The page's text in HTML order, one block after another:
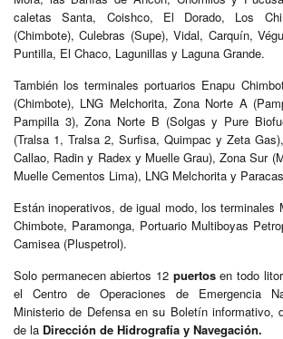
caletas Santa, Coishco, El Dorado, Los
(Chimbote), Culebras (Supe), Vidal, Carquín,
Puntilla, El Chaco, Lagunillas y Laguna Grande.
También los terminales portuarios Enapu
(Chimbote), LNG Melchorita, Zona Norte A
Pampilla 3), Zona Norte B (Solgas y Pure
(Tralsa 1, Tralsa 2, Surfisa, Quimpac y Zeta
Callao, Radin y Radex y Muelle Grau), Zona Sur
Muelle Cementos Lima), LNG Melchorita y
Están inoperativos, de igual modo, los terminales
Chimbote, Paramonga, Portuario Multiboyas
Camisea (Pluspetrol).
Solo permanecen abiertos 12 puertosen todo
el Centro de Operaciones de Emergencia
Ministerio de Defensa en su Boletín informativo,
de la Dirección de Hidrografía y Navegación.